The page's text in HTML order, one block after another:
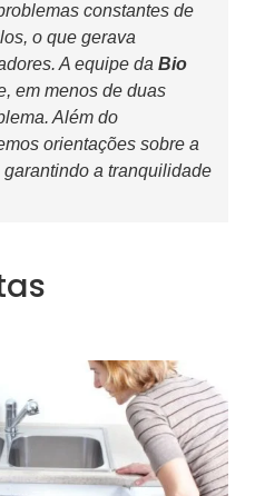
constantes de
o que gerava
A equipe da Bio
em menos de duas
Além do
orientações sobre a
a tranquilidade